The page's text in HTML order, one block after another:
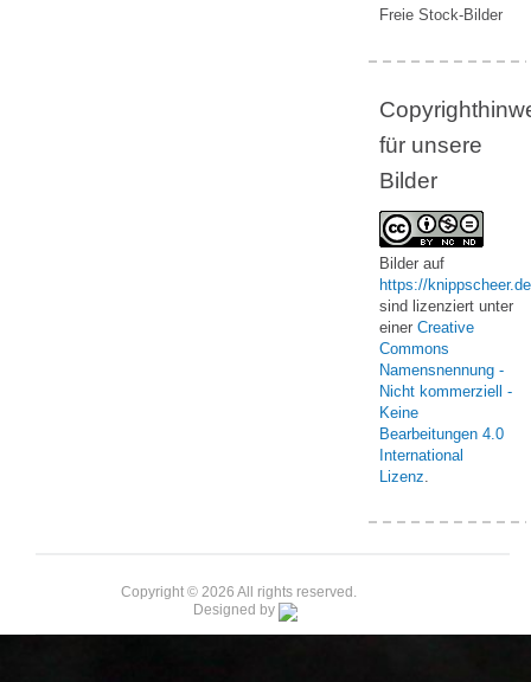
Freie Stock-Bilder
für unsere
Bilder
Bilder auf
https://knippscheer.de
sind lizenziert unter
einer Creative
Commons
Namensnennung -
Nicht kommerziell -
Keine
Bearbeitungen 4.0
International
Lizenz.
Copyright © 2026 All rights reserved.
Designed by